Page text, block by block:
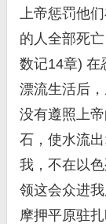
上帝惩罚他
的人全部死
数记14章) 在
漂流生活后
没有遵照上
石，使水流
我，不在以
领这会众进
摩押平原驻